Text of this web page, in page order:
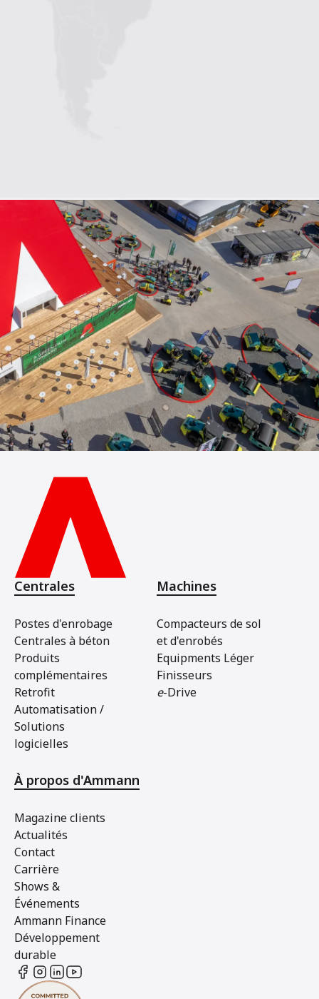
Centrales
Postes d'enrobage
Centrales à béton
Produits
complémentaires
Retrofit
Automatisation /
Solutions
logicielles
Machines
Compacteurs de sol
et d'enrobés
Equipments Léger
Finisseurs
e-Drive
À propos d'Ammann
Magazine clients
Actualités
Contact
Carrière
Shows &
Événements
Ammann Finance
Développement
durable